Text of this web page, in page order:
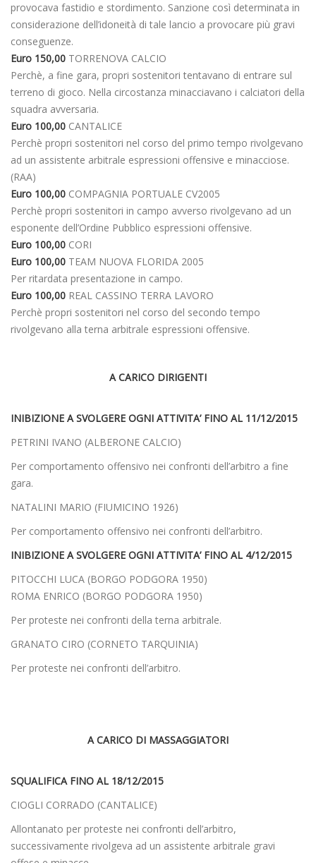
provocava fastidio e stordimento. Sanzione così determinata in
considerazione dell’idoneità di tale lancio a provocare più gravi
conseguenze.
Euro 150,00 TORRENOVA CALCIO
Perchè, a fine gara, propri sostenitori tentavano di entrare sul
terreno di gioco. Nella circostanza minacciavano i calciatori della
squadra avversaria.
Euro 100,00 CANTALICE
Perchè propri sostenitori nel corso del primo tempo rivolgevano
ad un assistente arbitrale espressioni offensive e minacciose.
(RAA)
Euro 100,00 COMPAGNIA PORTUALE CV2005
Perchè propri sostenitori in campo avverso rivolgevano ad un
esponente dell’Ordine Pubblico espressioni offensive.
Euro 100,00 CORI
Euro 100,00 TEAM NUOVA FLORIDA 2005
Per ritardata presentazione in campo.
Euro 100,00 REAL CASSINO TERRA LAVORO
Perchè propri sostenitori nel corso del secondo tempo
rivolgevano alla terna arbitrale espressioni offensive.
A CARICO DIRIGENTI
INIBIZIONE A SVOLGERE OGNI ATTIVITA’ FINO AL 11/12/2015
PETRINI IVANO (ALBERONE CALCIO)
Per comportamento offensivo nei confronti dell’arbitro a fine
gara.
NATALINI MARIO (FIUMICINO 1926)
Per comportamento offensivo nei confronti dell’arbitro.
INIBIZIONE A SVOLGERE OGNI ATTIVITA’ FINO AL 4/12/2015
PITOCCHI LUCA (BORGO PODGORA 1950)
ROMA ENRICO (BORGO PODGORA 1950)
Per proteste nei confronti della terna arbitrale.
GRANATO CIRO (CORNETO TARQUINIA)
Per proteste nei confronti dell’arbitro.
A CARICO DI MASSAGGIATORI
SQUALIFICA FINO AL 18/12/2015
CIOGLI CORRADO (CANTALICE)
Allontanato per proteste nei confronti dell’arbitro,
successivamente rivolgeva ad un assistente arbitrale gravi